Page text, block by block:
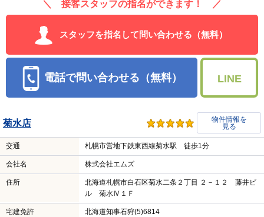
＼ 接客スタッフの指名ができます！ ／
スタッフを指名して問い合わせる（無料）
電話で問い合わせる（無料） LINE
菊水店
物件情報を
見る
交通 札幌市営地下鉄東西線菊水駅 徒歩1分
会社名 株式会社エムズ
住所
北海道札幌市白石区菊水二条２丁目 ２－１２ 藤井ビ
ル 菊水Ⅳ１Ｆ
宅建免許 北海道知事石狩(5)6814